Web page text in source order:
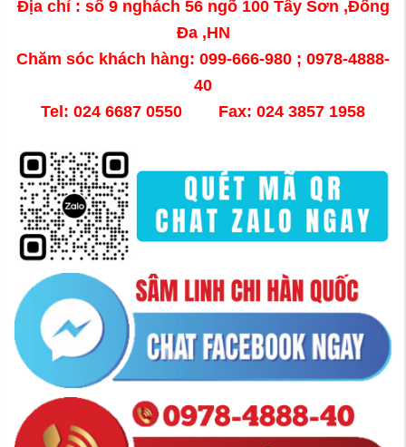
Địa chỉ : số 9 nghách 56 ngõ 100 Tây Sơn ,Đống
Đa ,HN
Chăm sóc khách hàng: 099-666-980 ; 0978-4888-
40
Tel: 024 6687 0550 Fax: 024 3857 1958